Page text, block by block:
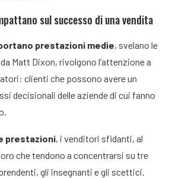
sul successo di una vendita
prestazioni medie, svelano le
Matt Dixon, rivolgono l’attenzione a
clienti che possono avere un
decisionali delle aziende di cui fanno
prestazioni, i venditori sfidanti, al
che tendono a concentrarsi su tre
gli insegnanti e gli scettici.